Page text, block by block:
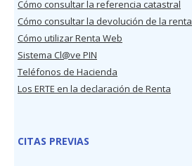
Cómo consultar la referencia catastral
Cómo consultar la devolución de la renta
Cómo utilizar Renta Web
Sistema Cl@ve PIN
Teléfonos de Hacienda
Los ERTE en la declaración de Renta
CITAS PREVIAS